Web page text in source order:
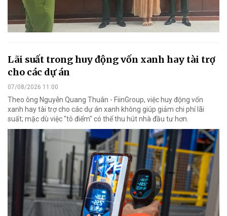
Lãi suất trong huy động vốn xanh hay tài trợ
cho các dự án
07/08/2026 11:00
Theo ông Nguyễn Quang Thuân - FiinGroup, việc huy động vốn
xanh hay tài trợ cho các dự án xanh không giúp giảm chi phí lãi
suất; mặc dù việc "tô điểm" có thể thu hút nhà đầu tư hơn.